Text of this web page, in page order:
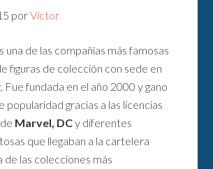
porVictor
una de las compañías más famosas
figuras de colección con sede en
. Fue fundada en el año 2000 y gano
popularidad gracias a las licencias
Marvel, DCy diferentes
que llegaban a la cartelera
de las colecciones más